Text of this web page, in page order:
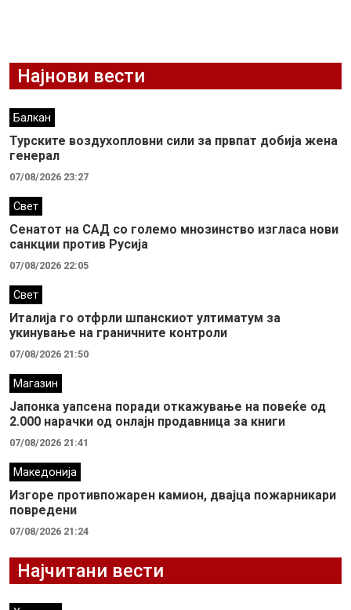
Најнови вести
Балкан
Турските воздухопловни сили за првпат добија жена
генерал
07/08/2026 23:27
Свет
Сенатот на САД со големо мнозинство изгласа нови
санкции против Русија
07/08/2026 22:05
Свет
Италија го отфрли шпанскиот ултиматум за
укинување на граничните контроли
07/08/2026 21:50
Магазин
Јапонка уапсена поради откажување на повеќе од
2.000 нарачки од онлајн продавница за книги
07/08/2026 21:41
Македонија
Изгоре противпожарен камион, двајца пожарникари
повредени
07/08/2026 21:24
Најчитани вести